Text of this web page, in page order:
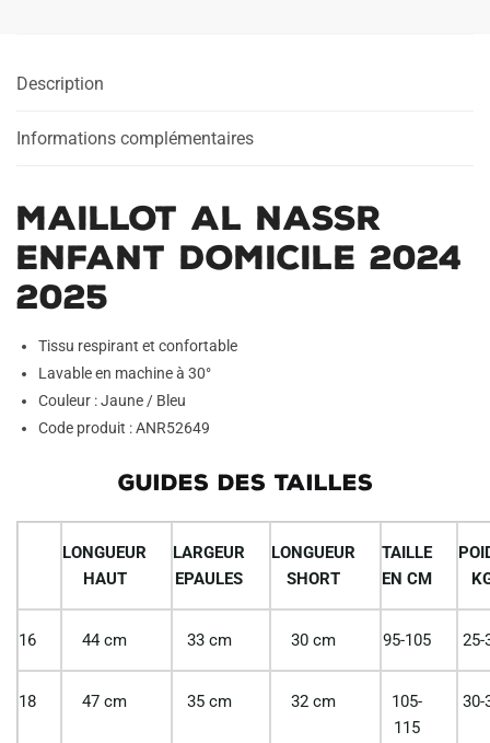
Description
Informations complémentaires
Maillot AL Nassr
Enfant Domicile 2024
2025
Tissu respirant et confortable
Lavable en machine à 30°
Couleur : Jaune / Bleu
Code produit : ANR52649
GUIDES DES TAILLES
LONGUEUR
HAUT
LARGEUR
EPAULES
LONGUEUR
SHORT
TAILLE
EN CM
16 44 cm 33 cm 30 cm 95-105 25-
18 47 cm 35 cm 32 cm
105-
115
30-